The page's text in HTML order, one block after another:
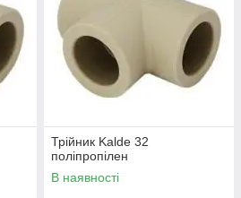
Трійник Kalde 32
поліпропілен
В наявності